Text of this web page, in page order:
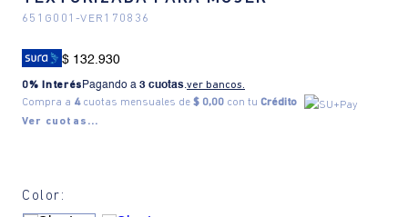
651G001-VER170836
$ 132.930
0% Interés Pagando a 3 cuotas.ver bancos.
Compra a 4cuotas mensuales de $ 0,00 con tu Crédito
Ver cuotas...
Color: